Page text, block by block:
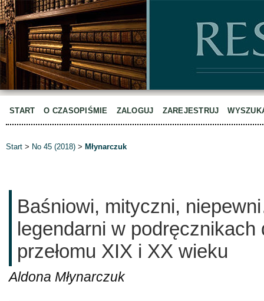
START O CZASOPIŚMIE ZALOGUJ ZAREJESTRUJ
Start > No 45 (2018) > Młynarczuk
Baśniowi, mityczni,
legendarni w podręcznikach
przełomu XIX i XX wieku
Aldona Młynarczuk